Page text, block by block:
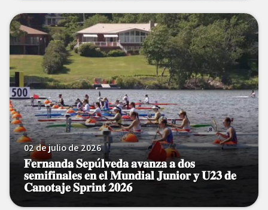
02 de julio de 2026
𝐅𝐞𝐫𝐧𝐚𝐧𝐝𝐚 𝐒𝐞𝐩ú𝐥𝐯𝐞𝐝𝐚 𝐚𝐯𝐚𝐧𝐳𝐚 𝐚 𝐝𝐨𝐬
𝐬𝐞𝐦𝐢𝐟𝐢𝐧𝐚𝐥𝐞𝐬 𝐞𝐧 𝐞𝐥 𝐌𝐮𝐧𝐝𝐢𝐚𝐥 𝐉𝐮𝐧𝐢𝐨𝐫 𝐲 𝐔𝟐𝟑 𝐝𝐞
𝐂𝐚𝐧𝐨𝐭𝐚𝐣𝐞 𝐒𝐩𝐫𝐢𝐧𝐭 𝟐𝟎𝟐𝟔